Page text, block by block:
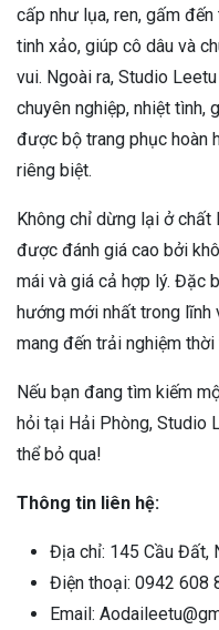
cấp như lụa, ren, gấm
tinh xảo, giúp cô dâu và
vui. Ngoài ra, Studio
chuyên nghiệp, nhiệt tình,
được bộ trang phục hoàn
riêng biệt.
Không chỉ dừng lại ở
được đánh giá cao bởi
mái và giá cả hợp lý. Đặc
hướng mới nhất trong
mang đến trải nghiệm
Nếu bạn đang tìm kiếm
hỏi tại Hải Phòng, Studio
thể bỏ qua!
Thông tin liên hệ:
Địa chỉ: 145 Cầu Đất,
Điện thoại: 0942 608
Email: